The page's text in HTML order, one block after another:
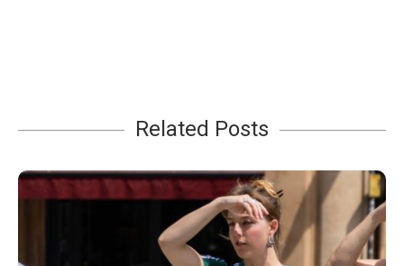
Related Posts